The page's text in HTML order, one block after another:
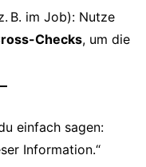
B. im Job): Nutze
Checks, um die
einfach sagen:
Information.“